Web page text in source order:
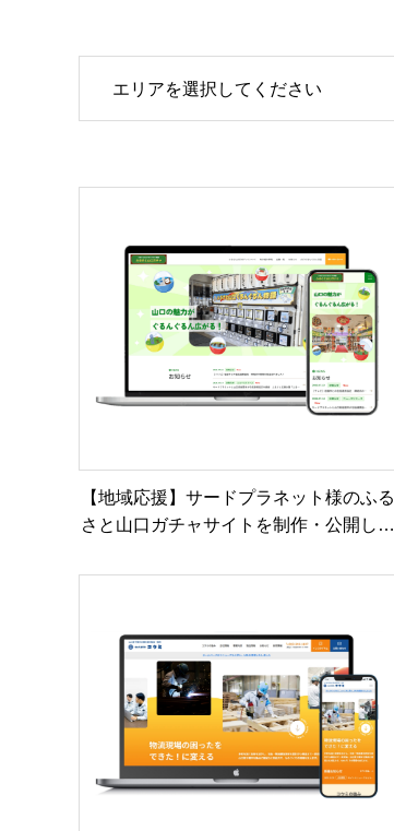
エリアを選択してください
【地域応援】サードプラネット様のふる
さと山口ガチャサイトを制作・公開しま